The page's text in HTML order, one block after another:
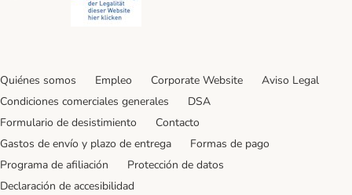
Quiénes somos Empleo Corporate Website
Aviso Legal
Condiciones comerciales generales
DSA
Formulario de desistimiento
Contacto
Gastos de envío y plazo de entrega
Formas de pago
Programa de afiliación
Protección de datos
Declaración de accesibilidad